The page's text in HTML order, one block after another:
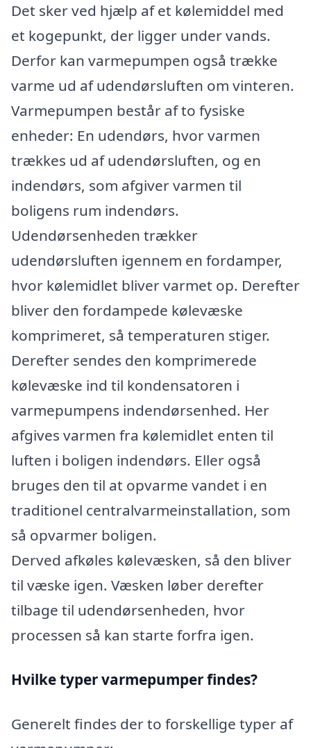
Det sker ved hjælp af et kølemiddel med
et kogepunkt, der ligger under vands.
Derfor kan varmepumpen også trække
varme ud af udendørsluften om vinteren.
Varmepumpen består af to fysiske
enheder: En udendørs, hvor varmen
trækkes ud af udendørsluften, og en
indendørs, som afgiver varmen til
boligens rum indendørs.
Udendørsenheden trækker
udendørsluften igennem en fordamper,
hvor kølemidlet bliver varmet op. Derefter
bliver den fordampede kølevæske
komprimeret, så temperaturen stiger.
Derefter sendes den komprimerede
kølevæske ind til kondensatoren i
varmepumpens indendørsenhed. Her
afgives varmen fra kølemidlet enten til
luften i boligen indendørs. Eller også
bruges den til at opvarme vandet i en
traditionel centralvarmeinstallation, som
så opvarmer boligen.
Derved afkøles kølevæsken, så den bliver
til væske igen. Væsken løber derefter
tilbage til udendørsenheden, hvor
processen så kan starte forfra igen.
Hvilke typer varmepumper findes?
Generelt findes der to forskellige typer af